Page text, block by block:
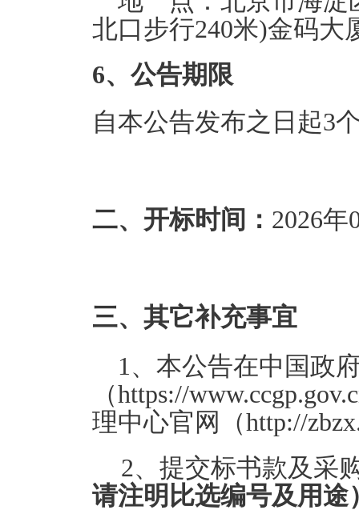
北口步行240米)金码大
6、公告期限
自本公告发布之日起3
二、开标时间： 2026年
三、其它补充事宜
1、本公告在中国政
（https://
理中心官网（http://
2、提交标书款及采
请注明比选编号及用途